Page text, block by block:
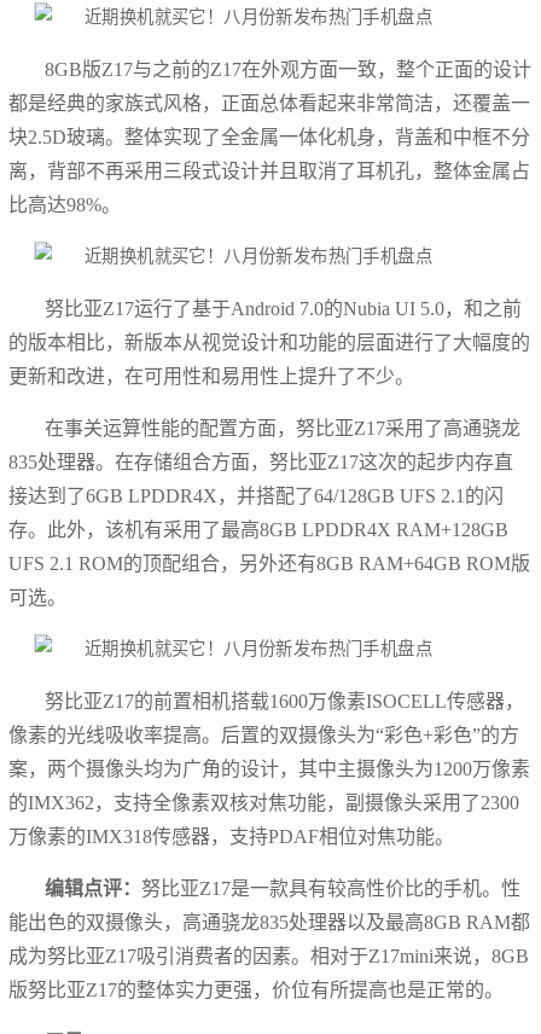
8GB版Z17与之前的Z17在外观方面一致，整个正面的设计
都是经典的家族式风格，正面总体看起来非常简洁，还覆盖一
块2.5D玻璃。整体实现了全金属一体化机身，背盖和中框不分
离，背部不再采用三段式设计并且取消了耳机孔，整体金属占
比高达98%。
努比亚Z17运行了基于Android 7.0的Nubia UI 5.0，和之前
的版本相比，新版本从视觉设计和功能的层面进行了大幅度的
更新和改进，在可用性和易用性上提升了不少。
在事关运算性能的配置方面，努比亚Z17采用了高通骁龙
835处理器。在存储组合方面，努比亚Z17这次的起步内存直
接达到了6GB LPDDR4X，并搭配了64/128GB UFS 2.1的闪
存。此外，该机有采用了最高8GB LPDDR4X RAM+128GB
UFS 2.1 ROM的顶配组合，另外还有8GB RAM+64GB ROM版
可选。
努比亚Z17的前置相机搭载1600万像素ISOCELL传感器，
像素的光线吸收率提高。后置的双摄像头为“彩色+彩色”的方
案，两个摄像头均为广角的设计，其中主摄像头为1200万像素
的IMX362，支持全像素双核对焦功能，副摄像头采用了2300
万像素的IMX318传感器，支持PDAF相位对焦功能。
编辑点评：努比亚Z17是一款具有较高性价比的手机。性
能出色的双摄像头，高通骁龙835处理器以及最高8GB RAM都
成为努比亚Z17吸引消费者的因素。相对于Z17mini来说，8GB
版努比亚Z17的整体实力更强，价位有所提高也是正常的。